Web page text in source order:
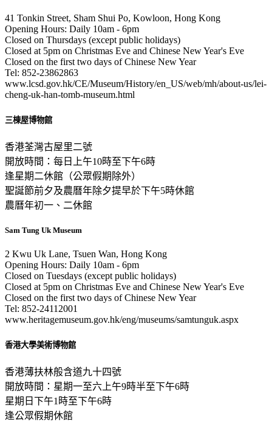
41 Tonkin Street, Sham Shui Po, Kowloon, Hong Kong
Opening Hours: Daily 10am - 6pm
Closed on Thursdays (except public holidays)
Closed at 5pm on Christmas Eve and Chinese New Year's Eve
Closed on the first two days of Chinese New Year
Tel: 852-23862863
www.lcsd.gov.hk/CE/Museum/History/en_US/web/mh/about-us/lei-
cheng-uk-han-tomb-museum.html
三棟屋博物館
香港荃灣古屋里二號
開放時間：每日上午10時至下午6時
逢星期二休館（公眾假期除外）
聖誕節前夕及農曆年除夕提早於下午5時休館
農曆年初一、二休館
Sam Tung Uk Museum
2 Kwu Uk Lane, Tsuen Wan, Hong Kong
Opening Hours: Daily 10am - 6pm
Closed on Tuesdays (except public holidays)
Closed at 5pm on Christmas Eve and Chinese New Year's Eve
Closed on the first two days of Chinese New Year
Tel: 852-24112001
www.heritagemuseum.gov.hk/eng/museums/samtunguk.aspx
香港大學美術博物館
香港薄扶林般含道九十四號
開放時間：星期一至六上午9時半至下午6時
星期日下午1時至下午6時
逢公眾假期休館